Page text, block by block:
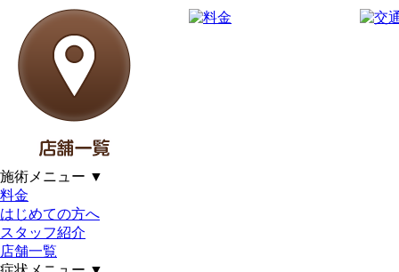
施術メニュー ▼
料金
はじめての方へ
スタッフ紹介
店舗一覧
あなたは健康ですか？？｜土
日祝営業｜21時まで｜駐車場完
備｜女性施術者在籍｜仙台市泉
区・若林区・多賀城市｜アッ
トイーズ整骨院グループ
受付時間
9:30～12:30